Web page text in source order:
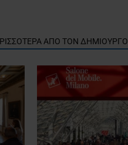
ΑΠΟ ΤΟΝ ΔΗΜΙΟΥΡΓΟ